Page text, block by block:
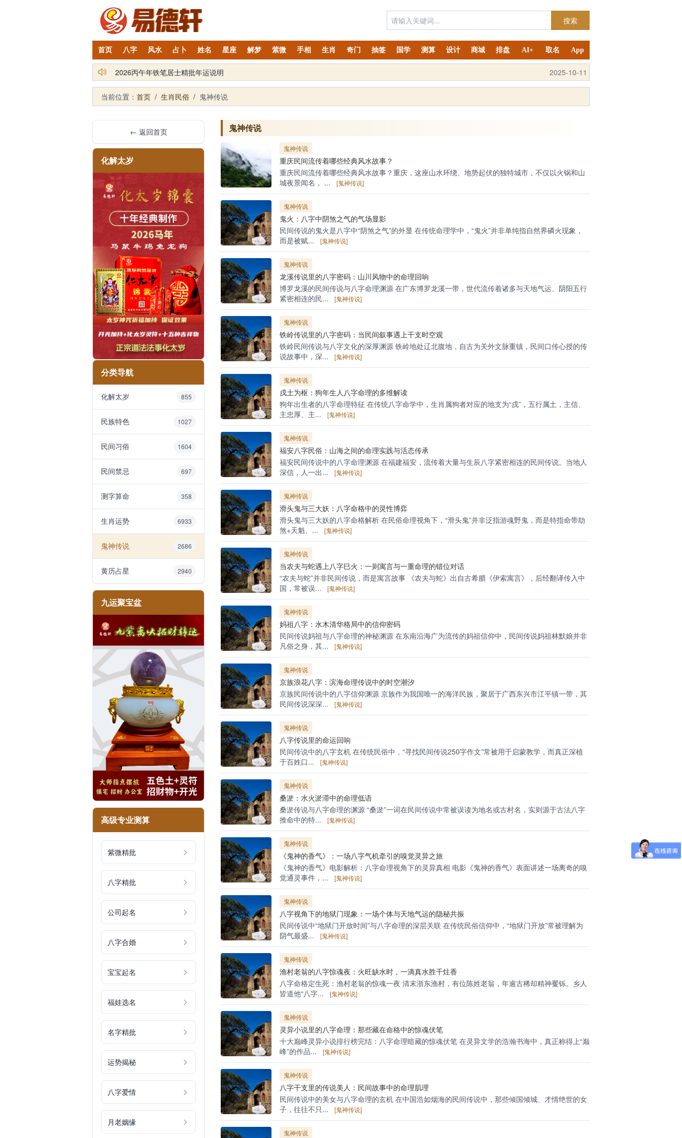
搜索
首页 八字 风水 占卜 姓名 星座 解梦 紫微 手相 生肖 奇门 抽签 国学 测算 设计 商城 排盘 AI+ 取名 App
2026丙午年铁笔居士精批年运说明 2025-10-11
当前位置： 首页 / 生肖民俗 / 鬼神传说
← 返回首页
化解太岁
分类导航
化解太岁 855
民族特色 1027
民间习俗 1604
民间禁忌 697
测字算命 358
生肖运势 6933
鬼神传说 2686
黄历占星 2940
九运聚宝盆
高级专业测算
紫微精批
八字精批
公司起名
八字合婚
宝宝起名
福娃选名
名字精批
运势揭秘
八字爱情
月老姻缘
鬼神传说
鬼神传说
重庆民间流传着哪些经典风水故事？
重庆民间流传着哪些经典风水故事？重庆，这座山水环绕、地势起伏的独特城市，不仅以火锅和山
城夜景闻名， ...
[鬼神传说]
鬼神传说
鬼火：八字中阴煞之气的气场显影
民间传说的鬼火是八字中“阴煞之气”的外显 在传统命理学中，“鬼火”并非单纯指自然界磷火现象，
而是被赋...
[鬼神传说]
鬼神传说
龙溪传说里的八字密码：山川风物中的命理回响
博罗龙溪的民间传说与八字命理渊源 在广东博罗龙溪一带，世代流传着诸多与天地气运、阴阳五行
紧密相连的民...
[鬼神传说]
鬼神传说
铁岭传说里的八字密码：当民间叙事遇上干支时空观
铁岭民间传说与八字文化的深厚渊源 铁岭地处辽北腹地，自古为关外文脉重镇，民间口传心授的传
说故事中，深...
[鬼神传说]
鬼神传说
戌土为枢：狗年生人八字命理的多维解读
狗年出生者的八字命理特征 在传统八字命学中，生肖属狗者对应的地支为“戌”，五行属土，主信、
主忠厚、主...
[鬼神传说]
鬼神传说
福安八字民俗：山海之间的命理实践与活态传承
福安民间传说中的八字命理渊源 在福建福安，流传着大量与生辰八字紧密相连的民间传说。当地人
深信，人一出...
[鬼神传说]
鬼神传说
滑头鬼与三大妖：八字命格中的灵性博弈
滑头鬼与三大妖的八字命格解析 在民俗命理视角下，“滑头鬼”并非泛指游魂野鬼，而是特指命带劫
煞+天魁、...
[鬼神传说]
鬼神传说
当农夫与蛇遇上八字巳火：一则寓言与一重命理的错位对话
“农夫与蛇”并非民间传说，而是寓言故事 《农夫与蛇》出自古希腊《伊索寓言》，后经翻译传入中
国，常被误...
[鬼神传说]
鬼神传说
妈祖八字：水木清华格局中的信仰密码
民间传说妈祖与八字命理的神秘渊源 在东南沿海广为流传的妈祖信仰中，民间传说妈祖林默娘并非
凡俗之身，其...
[鬼神传说]
鬼神传说
京族浪花八字：滨海命理传说中的时空潮汐
京族民间传说中的八字信仰渊源 京族作为我国唯一的海洋民族，聚居于广西东兴市江平镇一带，其
民间传说深深...
[鬼神传说]
鬼神传说
八字传说里的命运回响
民间传说中的八字玄机 在传统民俗中，“寻找民间传说250字作文”常被用于启蒙教学，而真正深植
于百姓口...
[鬼神传说]
鬼神传说
桑淤：水火淤滞中的命理低语
桑淤传说与八字命理的渊源 “桑淤”一词在民间传说中常被误读为地名或古村名，实则源于古法八字
推命中的特...
[鬼神传说]
鬼神传说
《鬼神的香气》：一场八字气机牵引的嗅觉灵异之旅
《鬼神的香气》电影解析：八字命理视角下的灵异真相 电影《鬼神的香气》表面讲述一场离奇的嗅
觉通灵事件，...
[鬼神传说]
鬼神传说
八字视角下的地狱门现象：一场个体与天地气运的隐秘共振
民间传说中“地狱门开放时间”与八字命理的深层关联 在传统民俗信仰中，“地狱门开放”常被理解为
阴气最盛...
[鬼神传说]
鬼神传说
渔村老翁的八字惊魂夜：火旺缺水时，一滴真水胜千炷香
八字命格定生死：渔村老翁的惊魂一夜 清末浙东渔村，有位陈姓老翁，年逾古稀却精神矍铄。乡人
皆道他“八字...
[鬼神传说]
鬼神传说
灵异小说里的八字命理：那些藏在命格中的惊魂伏笔
十大巅峰灵异小说排行榜完结：八字命理暗藏的惊魂伏笔 在灵异文学的浩瀚书海中，真正称得上“巅
峰”的作品...
[鬼神传说]
鬼神传说
八字干支里的传说美人：民间故事中的命理肌理
民间传说中的美女与八字命理的玄机 在中国浩如烟海的民间传说中，那些倾国倾城、才情绝世的女
子，往往不只...
[鬼神传说]
鬼神传说